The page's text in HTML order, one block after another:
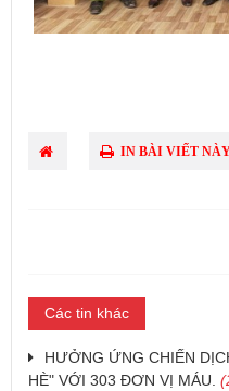
IN BÀI VIẾT
Các tin khác
HƯỞNG ỨNG CHIẾN
HÈ" VỚI 303 ĐƠN VỊ MÁU.